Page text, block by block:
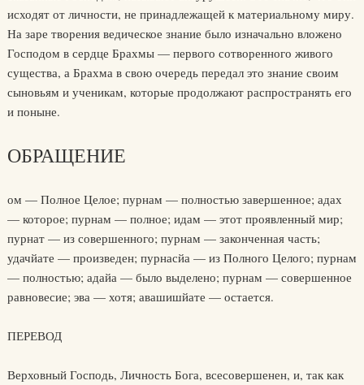
исходят от личности, не принадлежащей к материальному миру.
На заре творения ведическое знание было изначально вложено
Господом в сердце Брахмы — первого сотворенного живого
существа, а Брахма в свою очередь передал это знание своим
сыновьям и ученикам, которые продолжают распространять его
и поныне.
ОБРАЩЕНИЕ
ом — Полное Целое; пурнам — полностью завершенное; адах
— которое; пурнам — полное; идам — этот проявленный мир;
пурнат — из совершенного; пурнам — законченная часть;
удачйате — произведен; пурнасйа — из Полного Целого; пурнам
— полностью; адайа — было выделено; пурнам — совершенное
равновесие; эва — хотя; авашишйате — остается.
ПЕРЕВОД
Верховный Господь, Личность Бога, всесовершенен, и, так как